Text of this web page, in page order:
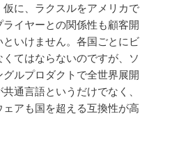
に、ラクスルをアメリカで
イヤーとの関係性も顧客開
いけません。各国ごとにビ
てはならないのですが、ソ
ルプロダクトで全世界展開
通言語というだけでなく、
アも国を超える互換性が高